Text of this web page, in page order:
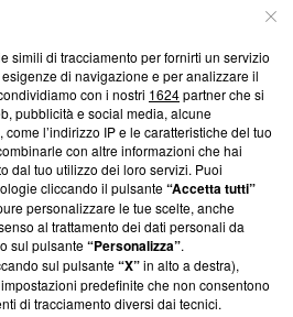
trasparenti su Blasting
e su come ci impegniamo a
afferma la nostra aderenza a
Integrity’Blasting News non è
ma ha richiesto di farne
ancora effettuato una verifica di
simili di tracciamento per fornirti un servizio
di navigazione e per analizzare il
con i nostri 1624partner che si
pubblicità e social media, alcune
l’indirizzo IP e le caratteristiche del tuo
con altre informazioni che hai
dal tuo utilizzo dei loro servizi. Puoi
cliccando il pulsante“Accetta tutti”
personalizzare le tue scelte, anche
al trattamento dei dati personali da
sul pulsante“Personalizza”.
sul pulsante“X”in alto a destra),
predefinite che non consentono
di tracciamento diversi dai tecnici.